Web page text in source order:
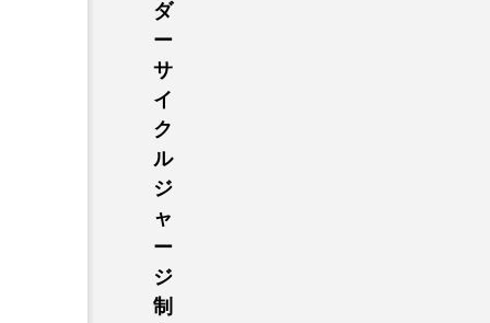
ダ
ー
サ
イ
ク
ル
ジ
ャ
ー
ジ
制